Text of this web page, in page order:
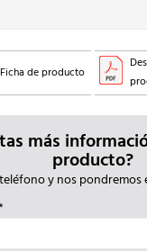
de producto
más
producto?
y nos